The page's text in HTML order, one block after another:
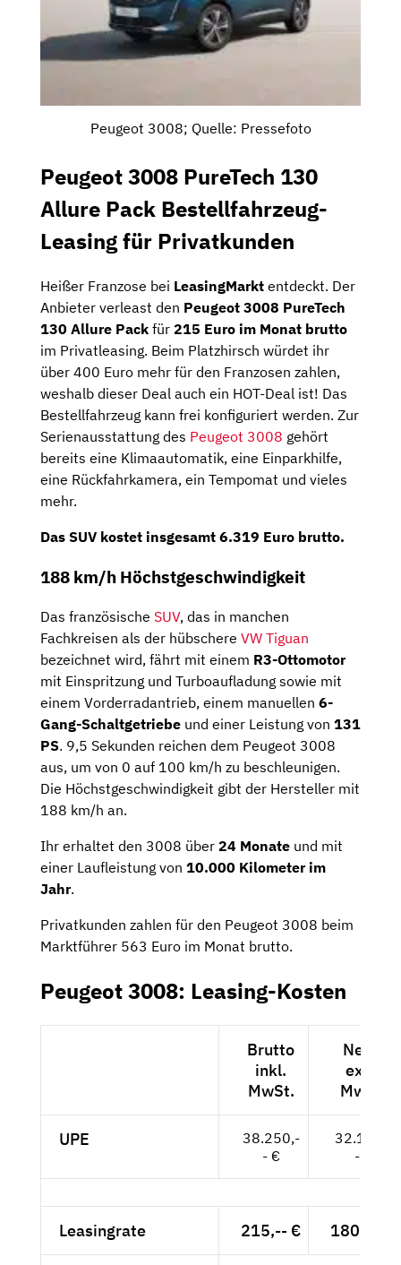
Peugeot 3008; Quelle: Pressefoto
Peugeot 3008 PureTech 130
Allure Pack Bestellfahrzeug-
Leasing für Privatkunden
Heißer Franzose bei LeasingMarkt entdeckt. Der
Anbieter verleast den Peugeot 3008 PureTech
130 Allure Pack für 215 Euro im Monat brutto
im Privatleasing. Beim Platzhirsch würdet ihr
über 400 Euro mehr für den Franzosen zahlen,
weshalb dieser Deal auch ein HOT-Deal ist! Das
Bestellfahrzeug kann frei konfiguriert werden. Zur
Serienausstattung des Peugeot 3008 gehört
bereits eine Klimaautomatik, eine Einparkhilfe,
eine Rückfahrkamera, ein Tempomat und vieles
mehr.
Das SUV kostet insgesamt 6.319 Euro brutto.
188 km/h Höchstgeschwindigkeit
Das französische SUV, das in manchen
Fachkreisen als der hübschere VW Tiguan
bezeichnet wird, fährt mit einem R3-Ottomotor
mit Einspritzung und Turboaufladung sowie mit
einem Vorderradantrieb, einem manuellen 6-
Gang-Schaltgetriebe und einer Leistung von 131
PS. 9,5 Sekunden reichen dem Peugeot 3008
aus, um von 0 auf 100 km/h zu beschleunigen.
Die Höchstgeschwindigkeit gibt der Hersteller mit
188 km/h an.
Ihr erhaltet den 3008 über 24 Monate und mit
einer Laufleistung von 10.000 Kilometer im
Jahr.
Privatkunden zahlen für den Peugeot 3008 beim
Marktführer 563 Euro im Monat brutto.
Peugeot 3008: Leasing-Kosten
Brutto
inkl.
MwSt.
Netto
exkl.
MwSt.
UPE
38.250,-
- €
32.143,-
- €
Leasingrate 215,-- € 180,67 €